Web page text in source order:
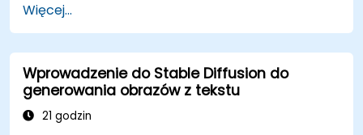
Optymalizować wydajność i skalowalność
dla dużych zbiorów danych i złożonych
modeli.
Dostosowywać hiperparametry w celu
uzyskania lepszej wydajności modelu i
uogólnienia (generalizacji).
Więcej...
Wprowadzenie do Stable Diffusion do
generowania obrazów z tekstu
21 godzin